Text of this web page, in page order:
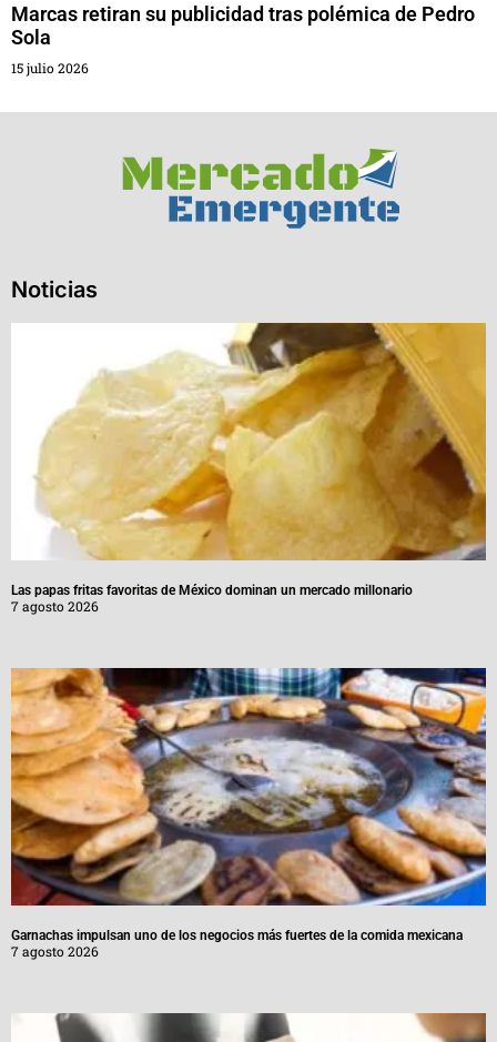
Marcas retiran su publicidad tras polémica de Pedro
Sola
15 julio 2026
Noticias
Las papas fritas favoritas de México dominan un mercado millonario
7 agosto 2026
Garnachas impulsan uno de los negocios más fuertes de la comida mexicana
7 agosto 2026